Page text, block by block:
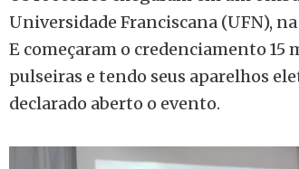
Universidade Franciscana (UFN), na
E começaram o credenciamento 15
pulseiras e tendo seus aparelhos
declarado aberto o evento.